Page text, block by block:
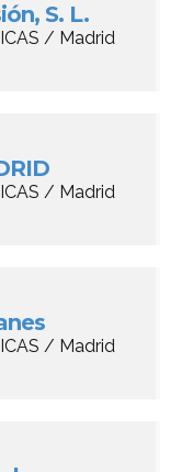
S. L.
/ Madrid
/ Madrid
/ Madrid